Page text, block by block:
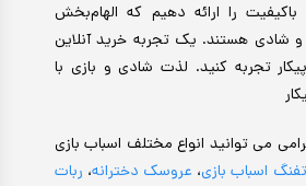
را ارائه دهیم که الهام‌بخش
و شادی هستند. یک تجربه خرید آنلاین
تجربه کنید. لذت شادی و بازی با
می توانید انواع مختلف اسباب بازی
تفنگ اسباب بازی، عروسک دخترانه، ربات